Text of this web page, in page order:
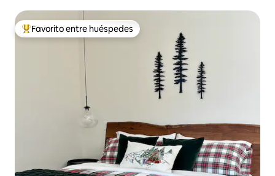
Favorito entre huéspedes preferido
Favorito entre huéspedes